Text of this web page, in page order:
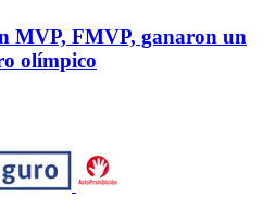
MVP, FMVP, ganaron un
olímpico